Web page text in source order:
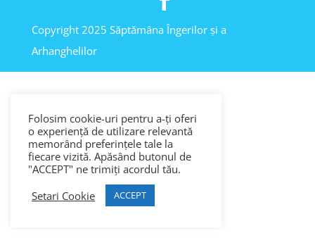
Copyright 2025 Săptămâna Îngerilor și a
Arhanghelilor
Folosim cookie-uri pentru a-ți oferi
o experiență de utilizare relevantă
memorând preferințele tale la
fiecare vizită. Apăsând butonul de
"ACCEPT" ne trimiți acordul tău.
Setari Cookie
ACCEPT